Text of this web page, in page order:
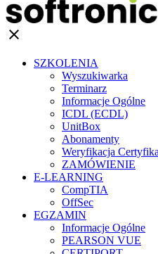
clear
SZKOLENIA
Wyszukiwarka
Terminarz
Informacje Ogólne
ICDL (ECDL)
UnitBox
Abonamenty
Weryfikacja
ZAMÓWIENIE
E-LEARNING
CompTIA
OffSec
EGZAMIN
Informacje Ogólne
PEARSON VUE